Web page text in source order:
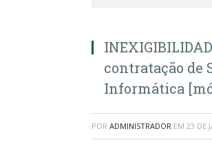
contratação de
Informática
POR ADMINISTRADOR EM 23 DE